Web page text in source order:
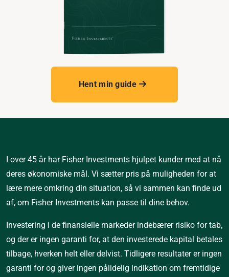
Hent min guide
I over 45 år har Fisher Investments hjulpet kunder med at nå
deres økonomiske mål. Vi sætter pris på muligheden for at
lære mere omkring din situation, så vi sammen kan finde ud
af, om Fisher Investments kan passe til dine behov.
Investering i de finansielle markeder indebærer risiko for tab,
og der er ingen garanti for, at den investerede kapital betales
tilbage, hverken helt eller delvist. Tidligere resultater er ingen
garanti for og giver ingen pålidelig indikation om fremtidige